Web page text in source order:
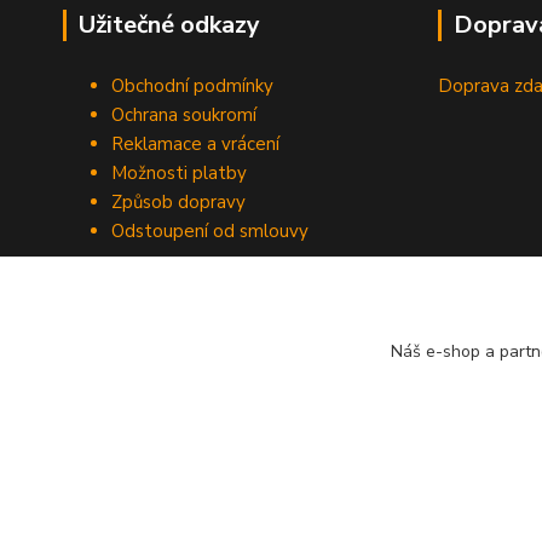
Užitečné odkazy
Obchodní podmínky
Ochrana soukromí
Reklamace a vrácení
Možnosti platby
Způsob dopravy
Odstoupení od smlouvy
Doprava
Náš e-shop a